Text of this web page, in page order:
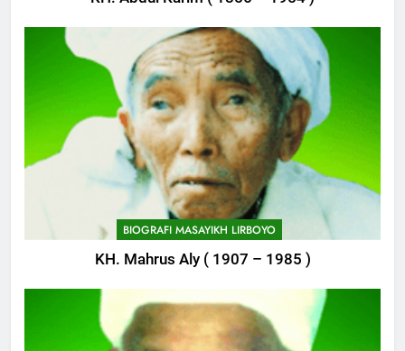
BIOGRAFI MASAYIKH LIRBOYO
KH. Mahrus Aly ( 1907 – 1985 )
745
Himasal Semen Sumbang
Pembangunan Kantor Himasal
POJOK LIRBOYO
Delegasi MQK Kota Kediri
Menuju Probolinggo
POJOK LIRBOYO
747
Haflah Akhirussanah, Lirboyo
Gelar Pameran